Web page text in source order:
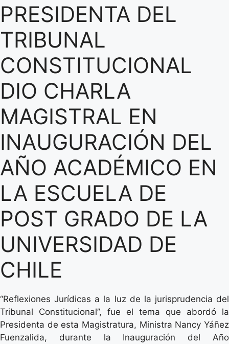
PRESIDENTA DEL
TRIBUNAL
CONSTITUCIONAL
DIO CHARLA
MAGISTRAL EN
INAUGURACIÓN DEL
AÑO ACADÉMICO EN
LA ESCUELA DE
POST GRADO DE LA
UNIVERSIDAD DE
CHILE
“Reflexiones Jurídicas a la luz de la jurisprudencia del
Tribunal Constitucional”, fue el tema que abordó la
Presidenta de esta Magistratura, Ministra Nancy Yáñez
Fuenzalida, durante la Inauguración del Año